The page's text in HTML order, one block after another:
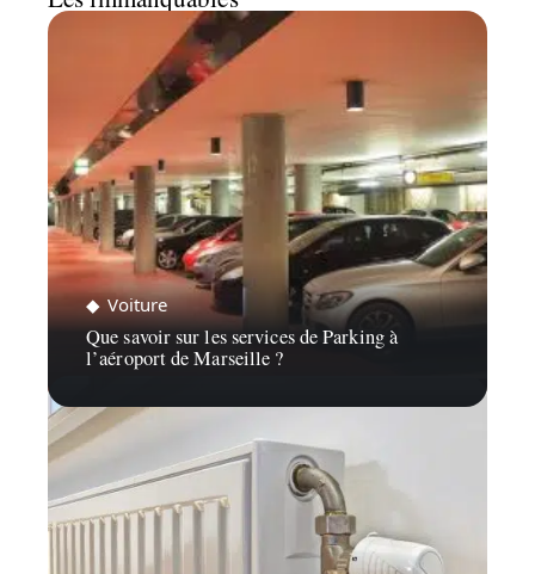
Voiture
Que savoir sur les services de Parking à
l’aéroport de Marseille ?